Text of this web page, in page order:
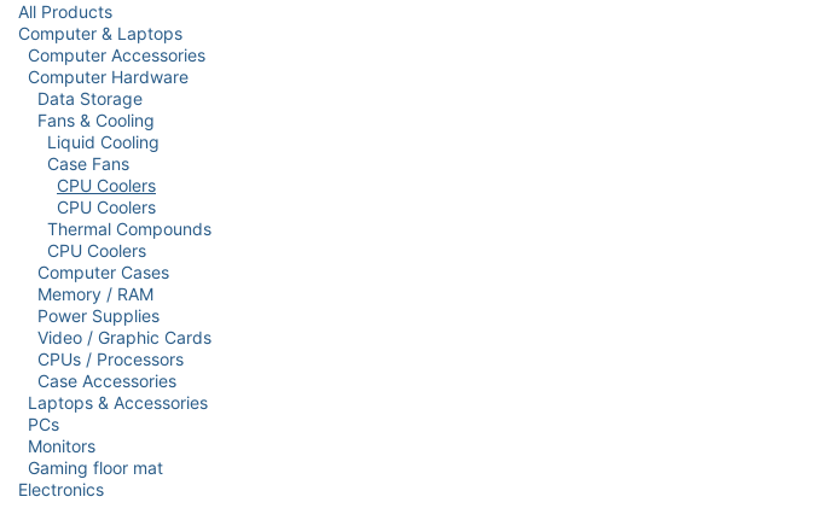
All Products
Computer & Laptops
Computer Accessories
Computer Hardware
Data Storage
Fans & Cooling
Liquid Cooling
Case Fans
CPU Coolers
CPU Coolers
Thermal Compounds
CPU Coolers
Computer Cases
Memory / RAM
Power Supplies
Video / Graphic Cards
CPUs / Processors
Case Accessories
Laptops & Accessories
PCs
Monitors
Gaming floor mat
Electronics